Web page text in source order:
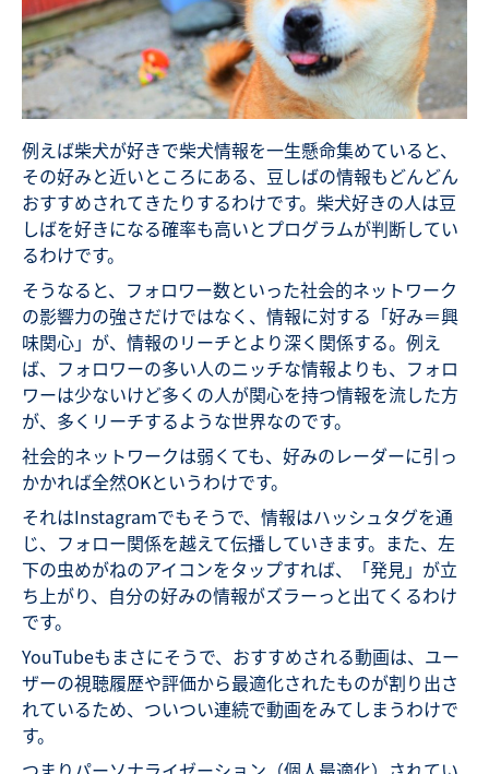
例えば柴犬が好きで柴犬情報を一生懸命集めていると、
その好みと近いところにある、豆しばの情報もどんどん
おすすめされてきたりするわけです。柴犬好きの人は豆
しばを好きになる確率も高いとプログラムが判断してい
るわけです。
そうなると、フォロワー数といった社会的ネットワーク
の影響力の強さだけではなく、情報に対する「好み＝興
味関心」が、情報のリーチとより深く関係する。例え
ば、フォロワーの多い人のニッチな情報よりも、フォロ
ワーは少ないけど多くの人が関心を持つ情報を流した方
が、多くリーチするような世界なのです。
社会的ネットワークは弱くても、好みのレーダーに引っ
かかれば全然OKというわけです。
それはInstagramでもそうで、情報はハッシュタグを通
じ、フォロー関係を越えて伝播していきます。また、左
下の虫めがねのアイコンをタップすれば、「発見」が立
ち上がり、自分の好みの情報がズラーっと出てくるわけ
です。
YouTubeもまさにそうで、おすすめされる動画は、ユー
ザーの視聴履歴や評価から最適化されたものが割り出さ
れているため、ついつい連続で動画をみてしまうわけで
す。